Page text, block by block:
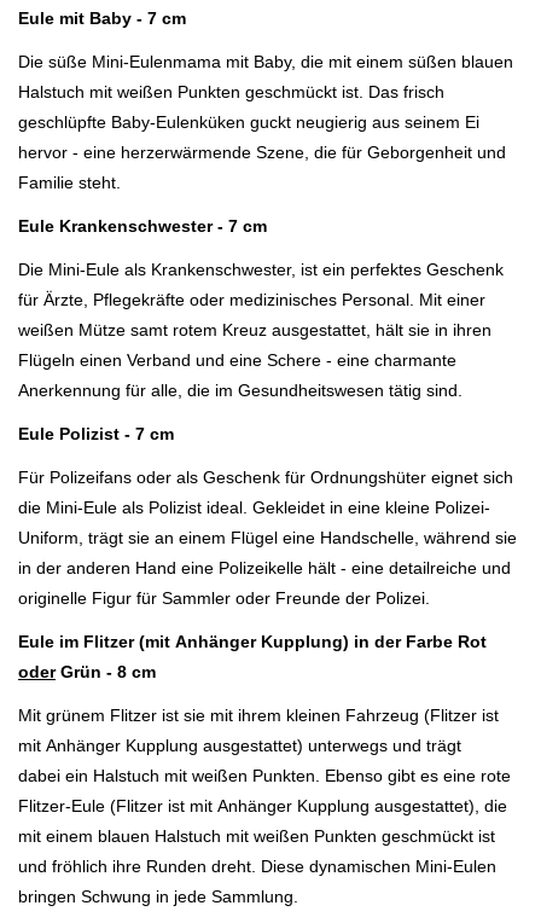
Eule mit Baby - 7 cm
Die süße Mini-Eulenmama mit Baby, die mit einem süßen blauen
Halstuch mit weißen Punkten geschmückt ist. Das frisch
geschlüpfte Baby-Eulenküken guckt neugierig aus seinem Ei
hervor - eine herzerwärmende Szene, die für Geborgenheit und
Familie steht.
Eule Krankenschwester - 7 cm
Die Mini-Eule als Krankenschwester, ist ein perfektes Geschenk
für Ärzte, Pflegekräfte oder medizinisches Personal. Mit einer
weißen Mütze samt rotem Kreuz ausgestattet, hält sie in ihren
Flügeln einen Verband und eine Schere - eine charmante
Anerkennung für alle, die im Gesundheitswesen tätig sind.
Eule Polizist - 7 cm
Für Polizeifans oder als Geschenk für Ordnungshüter eignet sich
die Mini-Eule als Polizist ideal. Gekleidet in eine kleine Polizei-
Uniform, trägt sie an einem Flügel eine Handschelle, während sie
in der anderen Hand eine Polizeikelle hält - eine detailreiche und
originelle Figur für Sammler oder Freunde der Polizei.
Eule im Flitzer (mit Anhänger Kupplung) in der Farbe Rot
oderGrün - 8 cm
Mit grünem Flitzer ist sie mit ihrem kleinen Fahrzeug (Flitzer ist
mit Anhänger Kupplung ausgestattet) unterwegs und trägt
dabei ein Halstuch mit weißen Punkten. Ebenso gibt es eine rote
Flitzer-Eule (Flitzer ist mit Anhänger Kupplung ausgestattet) , die
mit einem blauen Halstuch mit weißen Punkten geschmückt ist
und fröhlich ihre Runden dreht. Diese dynamischen Mini-Eulen
bringen Schwung in jede Sammlung.